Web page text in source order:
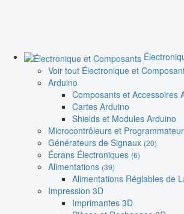
Voir tout Électronique et
Arduino
Composants et Accessoires
Cartes Arduino
Shields et Modules Arduino
Microcontrôleurs et
Générateurs de Signaux (20)
Écrans Électroniques (6)
Alimentations (39)
Alimentations Réglables de
Impression 3D
Imprimantes 3D